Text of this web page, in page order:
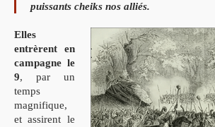
puissants cheiks nos alliés.
Elles
entrèrent en
campagne le
9, par un
temps
magnifique,
et assirent le